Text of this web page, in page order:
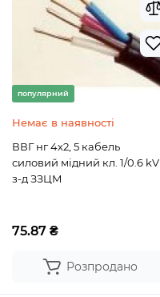
популярний
Немає в наявності
ВВГ нг 4х2, 5 кабель
силовий мідний кл. 1/0.6 kV
з-д ЗЗЦМ
75.87 ₴
Розпродано